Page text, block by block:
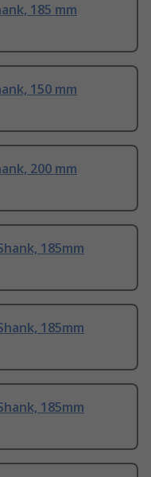
185 mm
150 mm
200 mm
185mm
185mm
185mm